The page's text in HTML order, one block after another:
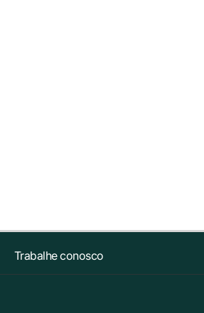
Trabalhe conosco